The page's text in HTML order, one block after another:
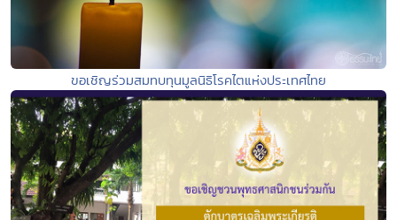
ขอเชิญร่วมสมทบทุนมูลนิธิโรคไตแห่งประเทศไทย